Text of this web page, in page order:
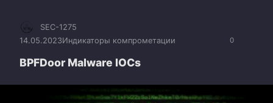
0
SEC-1275
14.05.2023Индикаторы компрометации
BPFDoor Malware IOCs